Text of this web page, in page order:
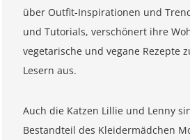
über Outfit-Inspirationen und
und Tutorials, verschönert ihre
vegetarische und vegane Rezepte
Lesern aus.
Auch die Katzen Lillie und Lenny
Bestandteil des Kleidermädchen